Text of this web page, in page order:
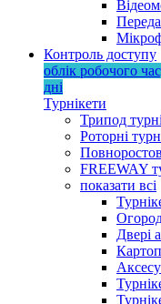
Контроль доступу
облік робочого
дні
Турнікети
Трипод
Роторні
FREEWAY
показати всі
Двері